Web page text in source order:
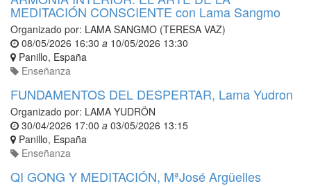
MEDITACIÓN CONSCIENTE con Lama Sangmo
Organizado por: LAMA SANGMO (TERESA VAZ)
08/05/2026 16:30 a 10/05/2026 13:30
Panillo, España
Enseñanza
FUNDAMENTOS DEL DESPERTAR, Lama Yudron
Organizado por: LAMA YUDRÖN
30/04/2026 17:00 a 03/05/2026 13:15
Panillo, España
Enseñanza
QI GONG Y MEDITACIÓN, MªJosé Argüelles